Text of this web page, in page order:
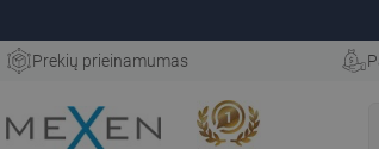
Prekių prieinamumas